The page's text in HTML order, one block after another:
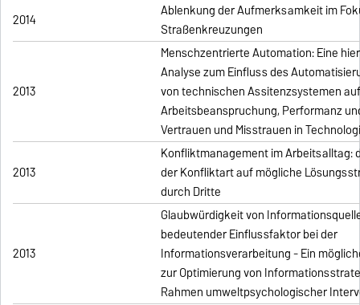
2014
Ablenkung der Aufmerksamkeit im
Straßenkreuzungen
2013
Menschzentrierte Automation: Eine
Analyse zum Einfluss des
von technischen Assitenzsystemen
Arbeitsbeanspruchung, Performanz
Vertrauen und Misstrauen in
2013
Konfliktmanagement im Arbeitsalltag:
der Konfliktart auf mögliche
durch Dritte
2013
Glaubwürdigkeit von
bedeutender Einflussfaktor bei der
Informationsverarbeitung - Ein
zur Optimierung von
Rahmen umweltpsychologischer